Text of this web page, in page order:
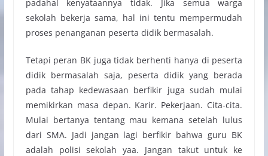
padahal kenyataannya tidak. Jika semua warga
sekolah bekerja sama, hal ini tentu mempermudah
proses penanganan peserta didik bermasalah.
Tetapi peran BK juga tidak berhenti hanya di peserta
didik bermasalah saja, peserta didik yang berada
pada tahap kedewasaan berfikir juga sudah mulai
memikirkan masa depan. Karir. Pekerjaan. Cita-cita.
Mulai bertanya tentang mau kemana setelah lulus
dari SMA. Jadi jangan lagi berfikir bahwa guru BK
adalah polisi sekolah yaa. Jangan takut untuk ke